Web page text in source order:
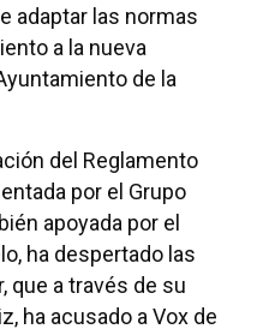
adaptar las normas
a la nueva
de la
del Reglamento
por el Grupo
apoyada por el
ha despertado las
que a través de su
ha acusado a Vox de